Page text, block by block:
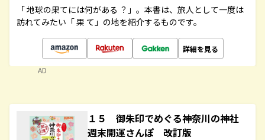
「 地球の果てには何がある ？」。本書は、旅人として一度は
訪れてみたい「 果 て」の地を紹介するものです。
詳細を見る
AD
１５ 御朱印でめぐる神奈川の神社
週末開運さんぽ 改訂版